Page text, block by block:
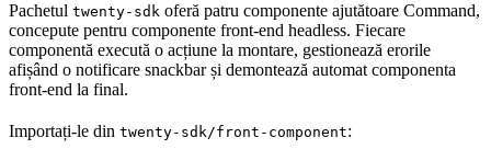
Pachetul twenty-sdk oferă patru componente ajutătoare Command,
concepute pentru componente front-end headless. Fiecare
componentă execută o acțiune la montare, gestionează erorile
afișând o notificare snackbar și demontează automat componenta
front-end la final.
Importați-le din twenty-sdk/front-component: